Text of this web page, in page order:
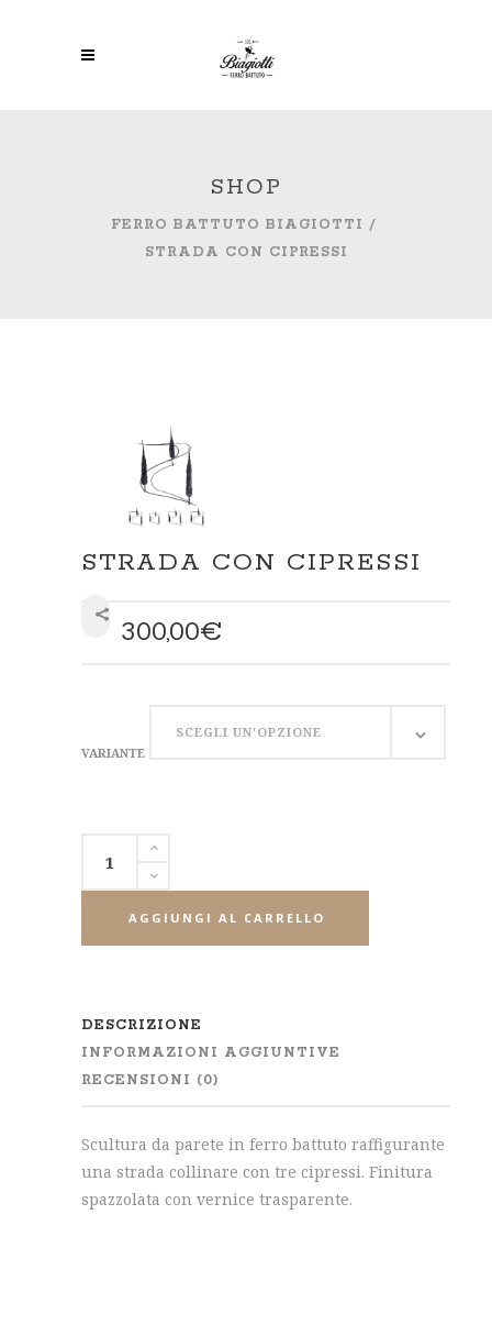
SHOP
FERRO BATTUTO BIAGIOTTI /
STRADA CON CIPRESSI
STRADA CON CIPRESSI
300,00€
VARIANTE
SCEGLI UN'OPZIONE
AGGIUNGI AL CARRELLO
DESCRIZIONE
INFORMAZIONI AGGIUNTIVE
RECENSIONI (0)
Scultura da parete in ferro battuto raffigurante
una strada collinare con tre cipressi. Finitura
spazzolata con vernice trasparente.